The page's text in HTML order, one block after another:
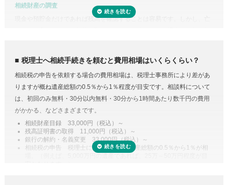
受付時間 平日9:00–19:00 / 土日祝9:00–18:00
相続財産の調査
現金や預貯金だけであれば残高を確認することは容易です。しかし、亡
また、株式や貴金属、不動産などは評価をする必要があります。また、
とで合わせて収集・管理が可能になり、取り直しや多く取りすぎなどの
手間・無駄が省けます。
例えば、配偶者が取得した正味の遺産額は、1億6,000万円と配偶者の法
定相続分相当額を比較してどちらか大きい金額までは相続税がかからな
税理士へ相続手続きを頼むと費用相場はいくらくらい？
相続税の申告を依頼する場合の費用相場は、税理士事務所により差があ
りますが概ね遺産総額の0.5％から1％程度が目安です。相談料について
は、初回のみ無料・30分以内無料・30分から1時間あたり数千円の費用
がかかる、などさまざまです。
相続財産目録 33,000円（税込）～
残高証明書の取得 11,000円（税込）～
銀行の解約・名義変更 33,000円（税込）～
相続税の申告 税理士により差があり遺産総額の0.5％から1％が相